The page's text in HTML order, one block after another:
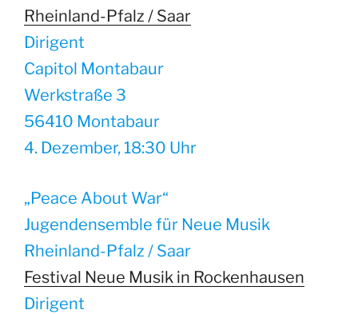
Rheinland-Pfalz / Saar
Dirigent
Capitol Montabaur
Werkstraße 3
56410 Montabaur
4. Dezember, 18:30 Uhr
„Peace About War“
Jugendensemble für Neue Musik
Rheinland-Pfalz / Saar
Festival Neue Musik in Rockenhausen
Dirigent